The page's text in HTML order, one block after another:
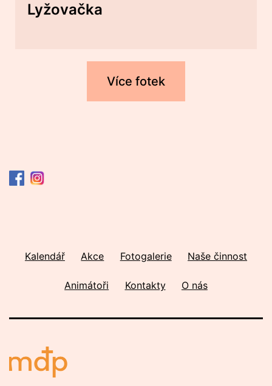
Lyžovačka
Více fotek
Kalendář Akce Fotogalerie Naše činnost
Animátoři Kontakty O nás